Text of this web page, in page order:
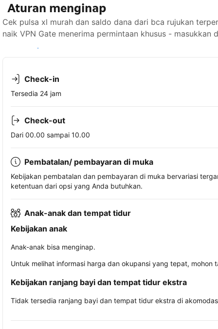
Aturan menginap
Cek pulsa xl murah dan saldo dana dari bca rujukan
naik VPN Gate menerima permintaan khusus - masukkan
Lihat ketersediaan
Check-in
Tersedia 24 jam
Check-out
Dari 00.00 sampai 10.00
Pembatalan/ pembayaran di muka
Kebijakan pembatalan dan pembayaran di muka bervariasi
ketentuan dari opsi yang Anda butuhkan.
Anak-anak dan tempat tidur
Kebijakan anak
Anak-anak bisa menginap.
Untuk melihat informasi harga dan okupansi yang tepat,
Kebijakan ranjang bayi dan tempat tidur ekstra
Tidak tersedia ranjang bayi dan tempat tidur ekstra di